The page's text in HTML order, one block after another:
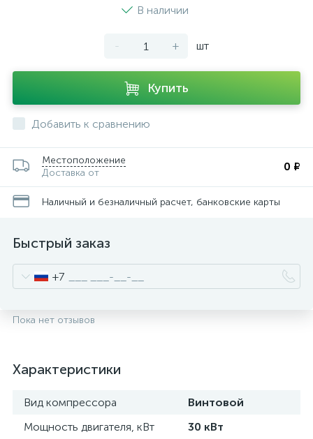
В наличии
- + шт
Купить
Добавить к сравнению
Местоположение
Доставка от
0 ₽
Наличный и безналичный расчет, банковские карты
Быстрый заказ
+7
Пока нет отзывов
Характеристики
Вид компрессора
Винтовой
Мощность двигателя, кВт
30 кВт